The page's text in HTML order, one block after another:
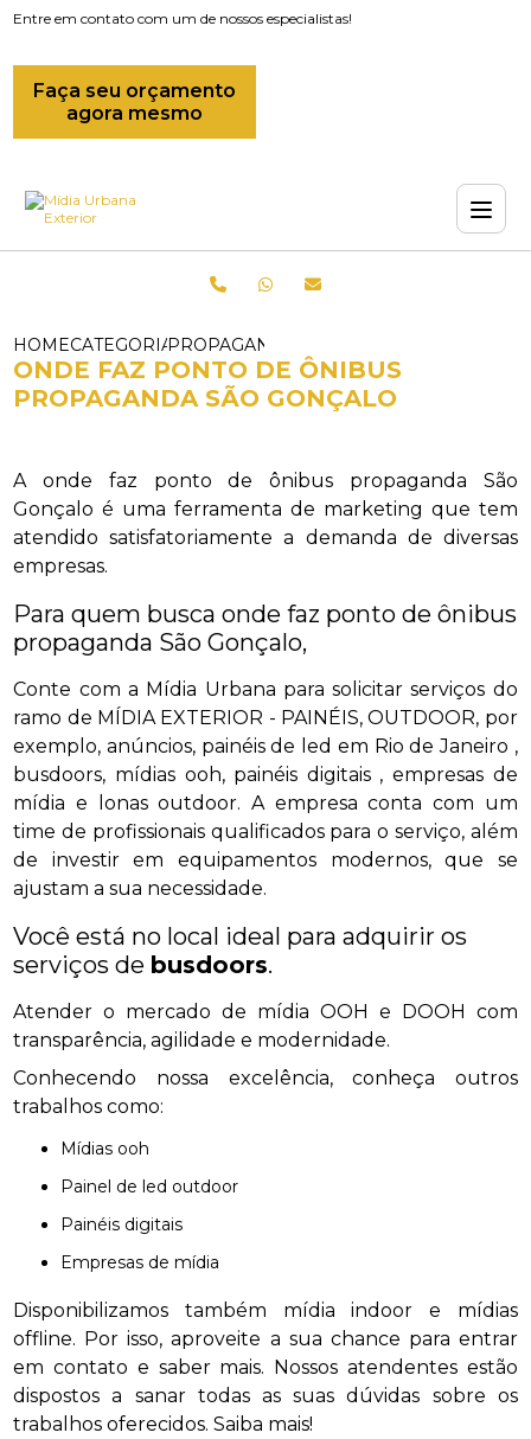
Entre em contato com um de nossos especialistas!
Faça seu orçamento
agora mesmo
HOMECATEGORIASPROPAGANDAS EM
ONDE FAZ PONTO DE ÔNIBUS
PROPAGANDA SÃO GONÇALO
A onde faz ponto de ônibus propaganda São
Gonçalo é uma ferramenta de marketing que tem
atendido satisfatoriamente a demanda de diversas
empresas.
Para quem busca onde faz ponto de ônibus
propaganda São Gonçalo,
Conte com a Mídia Urbana para solicitar serviços do
ramo de MÍDIA EXTERIOR - PAINÉIS, OUTDOOR, por
exemplo, anúncios, painéis de led em Rio de Janeiro ,
busdoors, mídias ooh, painéis digitais , empresas de
mídia e lonas outdoor. A empresa conta com um
time de profissionais qualificados para o serviço, além
de investir em equipamentos modernos, que se
ajustam a sua necessidade.
Você está no local ideal para adquirir os
serviços de busdoors.
Atender o mercado de mídia OOH e DOOH com
transparência, agilidade e modernidade.
Conhecendo nossa excelência, conheça outros
trabalhos como:
mídias ooh
painel de led outdoor
painéis digitais
empresas de mídia
Disponibilizamos também mídia indoor e mídias
offline. Por isso, aproveite a sua chance para entrar
em contato e saber mais. Nossos atendentes estão
dispostos a sanar todas as suas dúvidas sobre os
trabalhos oferecidos. Saiba mais!